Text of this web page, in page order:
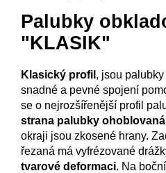
Palubky
"KLASIK"
Klasický profil , jsou
snadné a pevné spojení
se o nejrozšířenější profil
strana palubky ohoblovaná
okraji jsou zkosené hrany.
řezaná má vyfrézované
tvarové deformaci. Na